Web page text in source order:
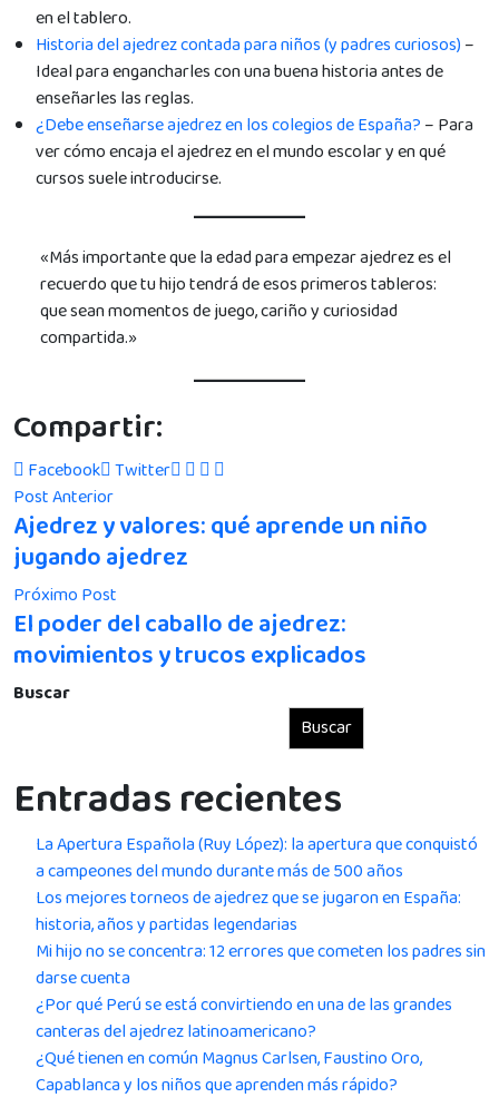
en el tablero.
Historia del ajedrez contada para niños (y padres curiosos) –
Ideal para engancharles con una buena historia antes de
enseñarles las reglas.
¿Debe enseñarse ajedrez en los colegios de España? – Para
ver cómo encaja el ajedrez en el mundo escolar y en qué
cursos suele introducirse.
«Más importante que la edad para empezar ajedrez es el
recuerdo que tu hijo tendrá de esos primeros tableros:
que sean momentos de juego, cariño y curiosidad
compartida.»
Compartir:
Facebook Twitter
Post Anterior
Ajedrez y valores: qué aprende un niño
jugando ajedrez
Próximo Post
El poder del caballo de ajedrez:
movimientos y trucos explicados
Buscar
Buscar
Entradas recientes
La Apertura Española (Ruy López): la apertura que conquistó
a campeones del mundo durante más de 500 años
Los mejores torneos de ajedrez que se jugaron en España:
historia, años y partidas legendarias
Mi hijo no se concentra: 12 errores que cometen los padres sin
darse cuenta
¿Por qué Perú se está convirtiendo en una de las grandes
canteras del ajedrez latinoamericano?
¿Qué tienen en común Magnus Carlsen, Faustino Oro,
Capablanca y los niños que aprenden más rápido?